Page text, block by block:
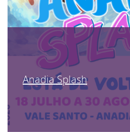
Anadia Splash